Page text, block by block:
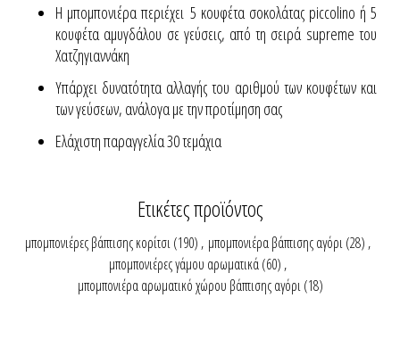
Η μπομπονιέρα περιέχει 5 κουφέτα σοκολάτας piccolino ή 5
κουφέτα αμυγδάλου σε γεύσεις, από τη σειρά supreme του
Χατζηγιαννάκη
Yπάρχει δυνατότητα αλλαγής του αριθμού των κουφέτων και
των γεύσεων, ανάλογα με την προτίμηση σας
Ελάχιστη παραγγελία 30 τεμάχια
Ετικέτες προϊόντος
μπομπονιέρες βάπτισης κορίτσι(190) , μπομπονιέρα βάπτισης αγόρι(28) ,
μπομπονιέρες γάμου αρωματικά(60) ,
μπομπονιέρα αρωματικό χώρου βάπτισης αγόρι (18)